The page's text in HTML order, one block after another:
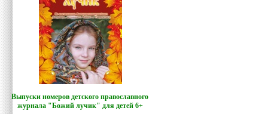
Выпуски номеров детского православного
журнала "Божий лучик" для детей 6+